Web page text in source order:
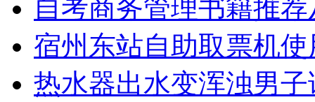
自考商务管理书籍推
宿州东站自助取票机
热水器出水变浑浊男